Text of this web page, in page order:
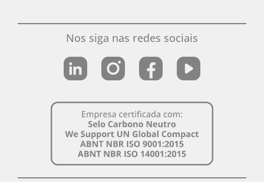
Nos siga nas redes sociais